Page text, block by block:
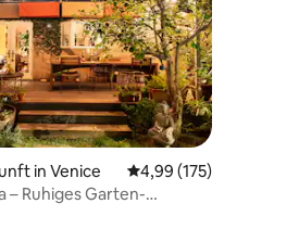
4,91 von 5, 109 Bewertungen
in Venice Durchschnittliche
4,99 (175)
– Ruhiges Garten-